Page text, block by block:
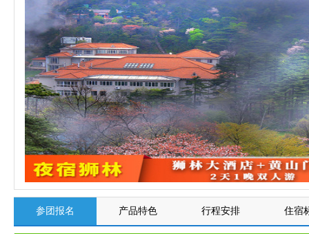
参团报名 产品特色 行程安排 住宿